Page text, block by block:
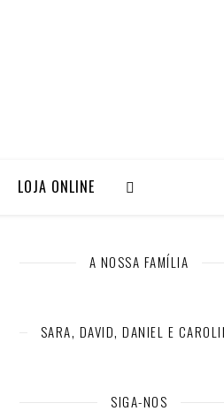
LOJA ONLINE
A NOSSA FAMÍLIA
SARA, DAVID, DANIEL E
SIGA-NOS